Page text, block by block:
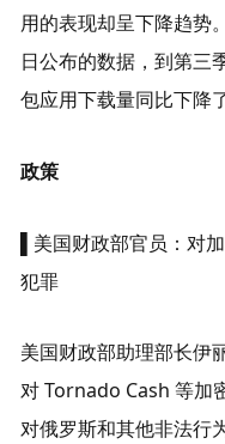
用的表现却呈下降趋势
日公布的数据，到第三
包应用下载量同比下降
政策
▌美国财政部官员：对
犯罪
美国财政部助理部长伊
对 Tornado Cash 等加
对俄罗斯和其他非法行